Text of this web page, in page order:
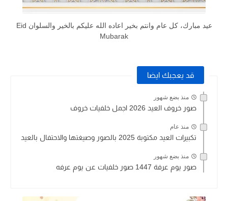
عيد مبارك، كل عام وانتم بخير اعاده الله عليكم بالخير والسلوان Eid
Mubarak
قد يعجبك ايضا
منذ بضع شهور
صور خروف العيد 2026 اجمل خلفيات خروف
منذ عام
تكبيرات العيد مكتوبة 2025 بالصور وصيغتها والاحتفال بالعيد
منذ بضع شهور
صور يوم عرفة 1447 صور خلفيات عن يوم عرفه